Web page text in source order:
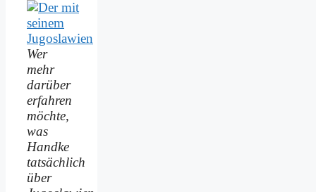
Wer
mehr
darüber
erfahren
möchte,
was
Handke
tatsächlich
über